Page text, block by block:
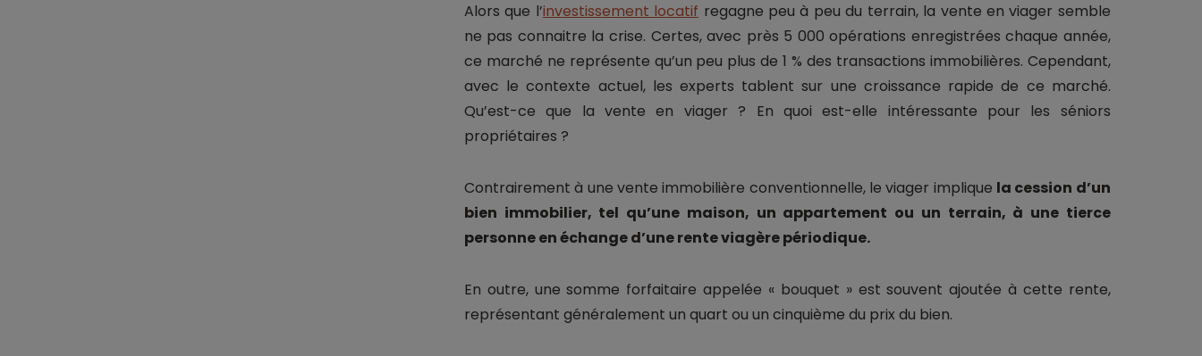
Alors que l’investissement locatif regagne peu à peu du terrain, la vente en viager semble
ne pas connaitre la crise. Certes, avec près 5 000 opérations enregistrées chaque année,
ce marché ne représente qu’un peu plus de 1 % des transactions immobilières. Cependant,
avec le contexte actuel, les experts tablent sur une croissance rapide de ce marché.
Qu’est-ce que la vente en viager ? En quoi est-elle intéressante pour les séniors
propriétaires ?
Contrairement à une vente immobilière conventionnelle, le viager implique la cession d’un
bien immobilier, tel qu’une maison, un appartement ou un terrain, à une tierce
personne en échange d’une rente viagère périodique.
En outre, une somme forfaitaire appelée « bouquet » est souvent ajoutée à cette rente,
représentant généralement un quart ou un cinquième du prix du bien.